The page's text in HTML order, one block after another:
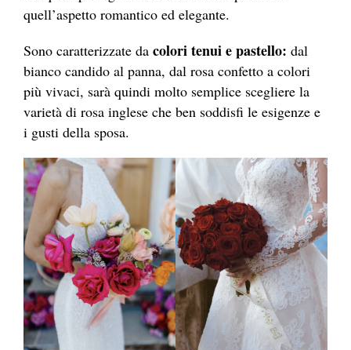
quell’aspetto romantico ed elegante.
Sono caratterizzate da colori tenui e pastello: dal
bianco candido al panna, dal rosa confetto a colori
più vivaci, sarà quindi molto semplice scegliere la
varietà di rosa inglese che ben soddisfi le esigenze e
i gusti della sposa.